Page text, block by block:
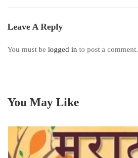
Leave A Reply
You must be logged in to post a comment.
You May Like